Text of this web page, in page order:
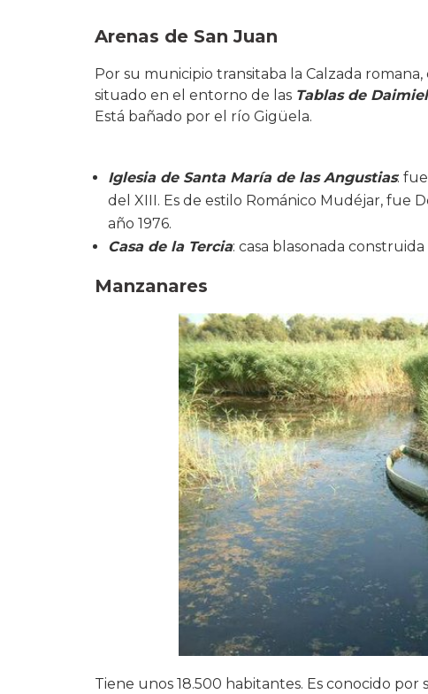
Arenas de San Juan
Por su municipio transitaba la Calzada
situado en el entorno de las Tablas de
Está bañado por el río Gigüela.
Iglesia de Santa María de las Angustias:
del XIII. Es de estilo Románico Mudéjar, fue
año 1976.
Casa de la Tercia: casa blasonada
Manzanares
Tiene unos 18.500 habitantes. Es conocido